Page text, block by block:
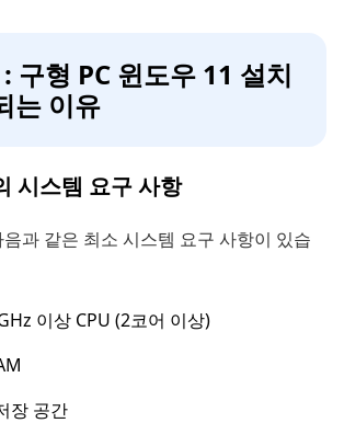
구형 PC 윈도우 11 설치
는 이유
시스템 요구 사항
과 같은 최소 시스템 요구 사항이 있습
이상 CPU (2코어 이상)
장 공간